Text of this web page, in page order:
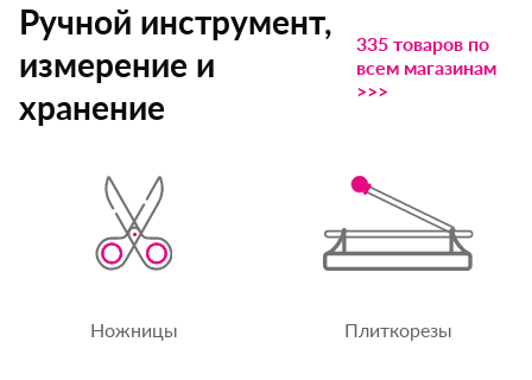
Ручной инструмент,
измерение и
хранение
335 товаров по
всем магазинам
>>>
Ножницы Плиткорезы